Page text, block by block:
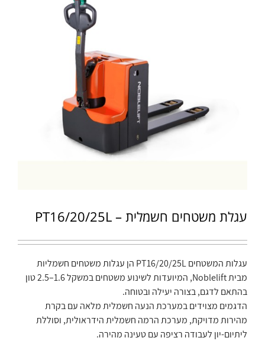
עגלת משטחים חשמלית – PT16/20/25L
עגלות המשטחים PT16/20/25L הן עגלות משטחים חשמליות
מבית Noblelift, המיועדות לשינוע משטחים במשקל 1.6–2.5 טון
בהתאם לדגם, בצורה יעילה ובטוחה.
הדגמים מצוידים במערכת הנעה חשמלית מלאה עם בקרת
מהירות מדויקת, מערכת הרמה חשמלית הידראולית, וסוללת
ליתיום-יון לעבודה רציפה עם טעינה מהירה.